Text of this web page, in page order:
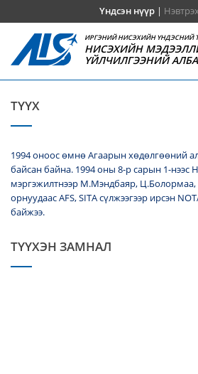
Үндсэн нүүр| Нэвтрэх
ИРГЭНИЙ НИСЭХИЙН ҮНДЭСНИЙ
НИСЭХИЙН
ҮЙЛЧИЛГЭЭНИЙ АЛБА
ТҮҮХ
1994 оноос өмнө Агаарын хөдөлгөөний
байсан байна. 1994 оны 8-р сарын 1-нээс
мэргэжилтнээр М.Мэндбаяр,
орнуудаас AFS, SITA сүлжээгээр ирсэн
байжээ.
ТҮҮХЭН ЗАМНАЛ